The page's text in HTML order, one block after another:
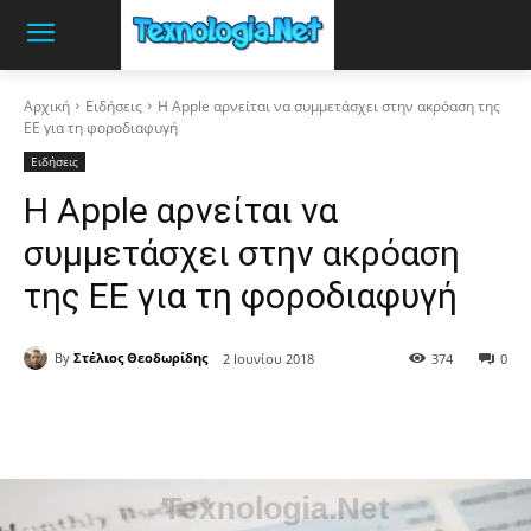
Αρχική Ειδήσεις
Η Apple αρνείται να συμμετάσχει στην ακρόαση της
ΕΕ για τη φοροδιαφυγή
Ειδήσεις
Η Apple αρνείται να
συμμετάσχει στην ακρόαση
της ΕΕ για τη φοροδιαφυγή
By Στέλιος Θεοδωρίδης 2 Ιουνίου 2018 0
374